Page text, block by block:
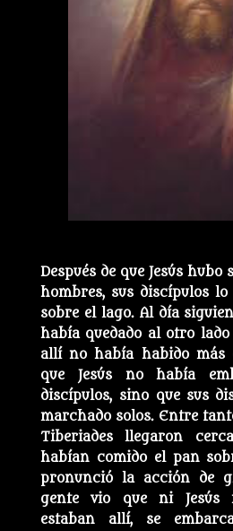
Después de que Jesús
hombres, sus discípulos
sobre el lago. Al día
había quedado al otro
allí no había habido más
que Jesús no había
discípulos, sino que sus
marchado solos. Entre
Tiberiades llegaron
habían comido el pan
pronunció la acción de
gente vio que ni Jesús
estaban allí, se